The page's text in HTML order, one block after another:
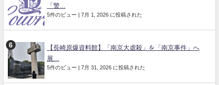
「警...
5件のビュー | 7月 1, 2026 に投稿された
【長崎原爆資料館】「南京大虐殺」を「南京事件」へ
展...
5件のビュー | 7月 31, 2026 に投稿された